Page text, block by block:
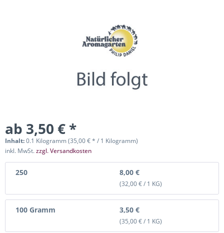
ab 3,50 € *
Inhalt:0.1 Kilogramm (35,00 € * / 1 Kilogramm)
inkl. MwSt.zzgl. Versandkosten
250 8,00 €
(32,00 € / 1 KG)
100 Gramm 3,50 €
(35,00 € / 1 KG)